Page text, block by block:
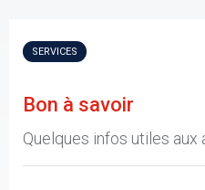
SERVICES
Bon à savoir
Quelques infos utiles aux